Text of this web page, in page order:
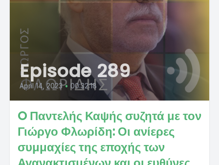
Episode 289
April 14, 2023 • 00:32:18
O Παντελής Καψής συζητά με τον
Γιώργο Φλωρίδη: Οι ανίερες
συμμαχίες της εποχής των